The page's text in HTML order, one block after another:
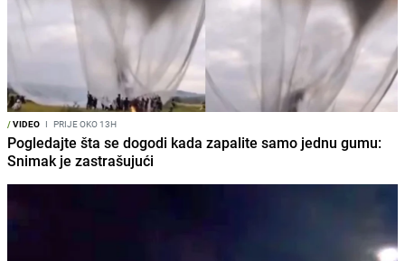
/VIDEO I PRIJE OKO 13H
Pogledajte šta se dogodi kada zapalite samo jednu gumu:
Snimak je zastrašujući